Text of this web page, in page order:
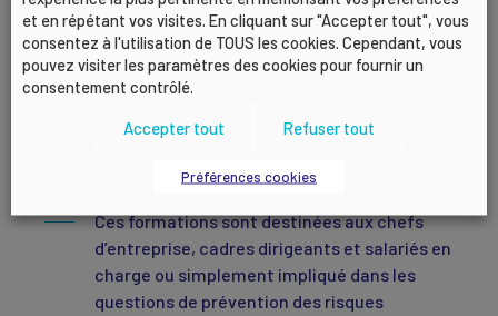
Pour bénéficier de la prise en charge
financière, votre entreprise doit employer
majoritairement des salariés du régime
autoentrepreneurs ne peuvent donc pas
relevant des régimes spéciaux de retraite.
Ces formations sont destinées aux chefs
d’entreprise, cadres dirigeants et salariés en
charge ou simplement impliqué dans les
questions de prévention des risques
et en répétant vos visites. En cliquant sur "Accepter tout", vous
consentez à l'utilisation de TOUS les cookies. Cependant, vous
pouvez visiter les paramètres des cookies pour fournir un
consentement contrôlé.
Accepter tout Refuser tout
Préférences cookies